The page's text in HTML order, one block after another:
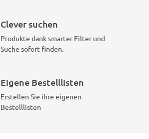
Clever suchen
Produkte dank smarter Filter und
Suche sofort finden.
Eigene Bestelllisten
Erstellen Sie ihre eigenen
Bestelllisten